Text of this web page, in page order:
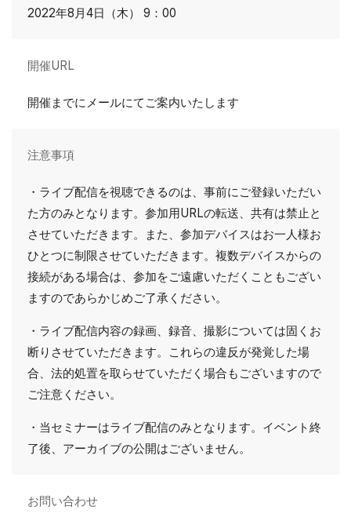
2022年8月4日（木） 9：00
開催URL
開催までにメールにてご案内いたします
注意事項
・ライブ配信を視聴できるのは、事前にご登録いただい
た方のみとなります。参加用URLの転送、共有は禁止と
させていただきます。また、参加デバイスはお一人様お
ひとつに制限させていただきます。複数デバイスからの
接続がある場合は、参加をご遠慮いただくこともござい
ますのであらかじめご了承ください。
・ライブ配信内容の録画、録音、撮影については固くお
断りさせていただきます。これらの違反が発覚した場
合、法的処置を取らせていただく場合もございますので
ご注意ください。
・当セミナーはライブ配信のみとなります。イベント終
了後、アーカイブの公開はございません。
お問い合わせ